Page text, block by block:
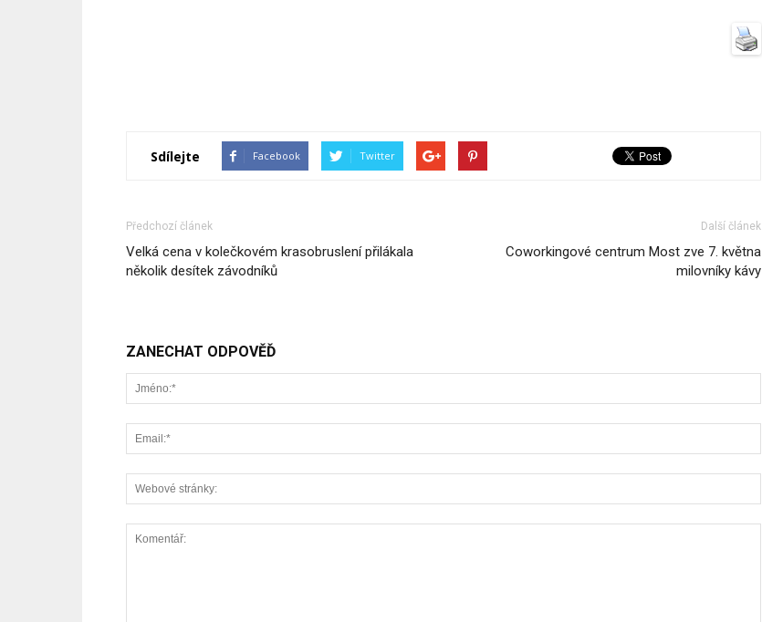
Sdílejte Facebook Twitter
Předchozí článek
Velká cena v kolečkovém krasobruslení přilákala
několik desítek závodníků
Další článek
Coworkingové centrum Most zve 7. května
milovníky kávy
ZANECHAT ODPOVĚĎ